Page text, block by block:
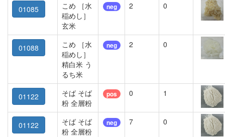
01085
こめ ［水
稲めし］
玄米
neg 2 0
01088
こめ ［水
稲めし］
精白米 う
るち米
neg 2 0
01122
そば そば
粉 全層粉
pos 0 1
01122
そば そば
粉 全層粉
neg 7 0